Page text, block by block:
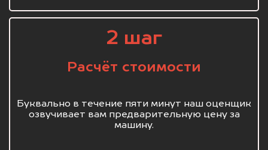
2 шаг
Расчёт стоимости
Буквально в течение пяти минут наш оценщик
озвучивает вам предварительную цену за
машину.